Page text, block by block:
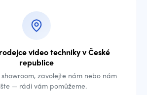
video techniky v České
republice
zavolejte nám nebo nám
— rádi vám pomůžeme.